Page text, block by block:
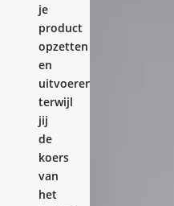
je
product
opzetten
en
uitvoeren,
terwijl
jij
de
koers
van
het